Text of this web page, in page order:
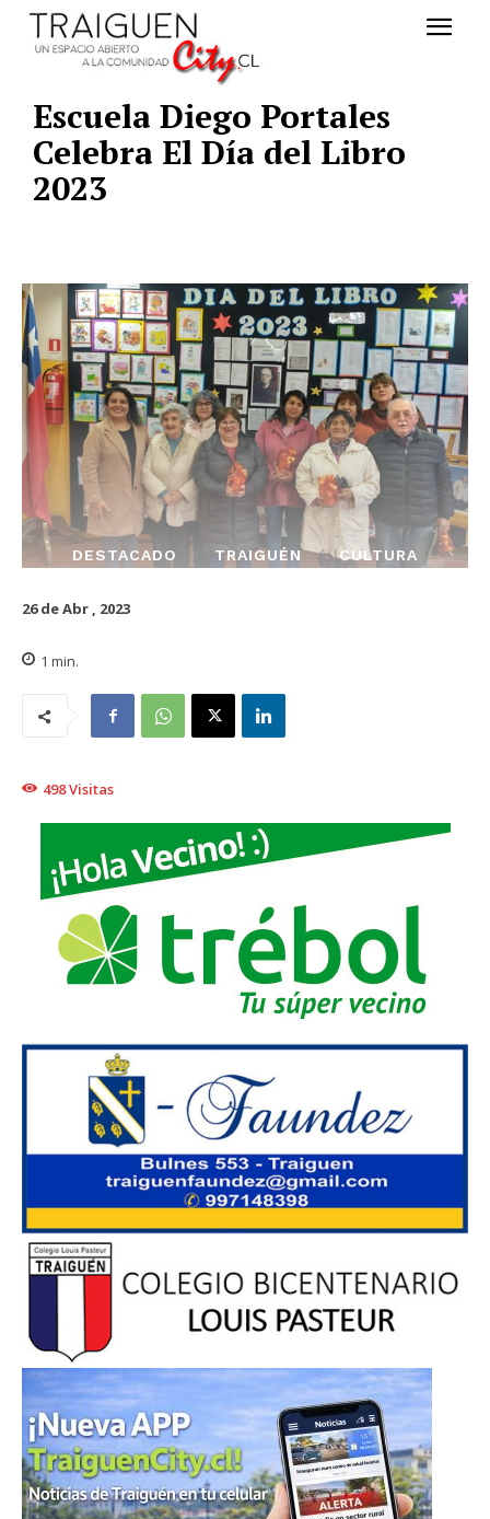
Escuela Diego Portales
Celebra El Día del Libro
2023
DESTACADO TRAIGUÉN CULTURA
26 de Abr , 2023
1 min.
498Visitas